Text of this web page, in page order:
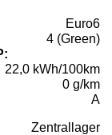
Euro6
4 (Green)
22,0 kWh/100km
0 g/km
A
Zentrallager